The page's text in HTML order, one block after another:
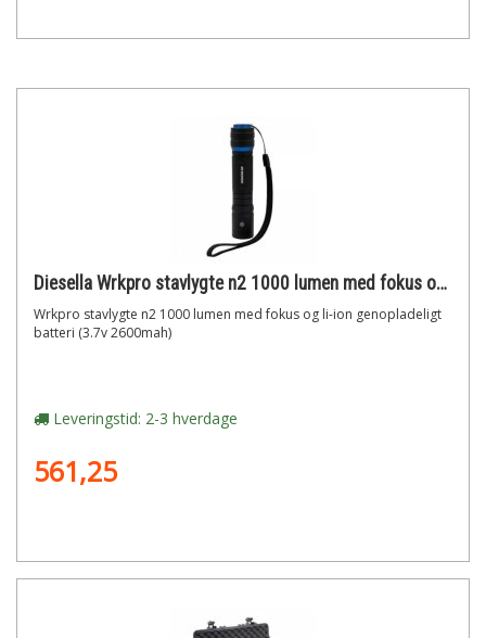
Diesella Wrkpro stavlygte n2 1000 lumen med fokus og li-ion genopladeligt batteri (3.7v 2600mah)
Wrkpro stavlygte n2 1000 lumen med fokus og li-ion genopladeligt
batteri (3.7v 2600mah)
Leveringstid: 2-3 hverdage
561,25